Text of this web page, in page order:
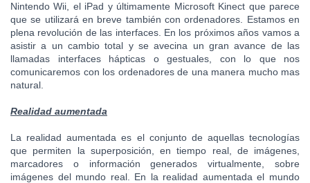
Nintendo Wii, el iPad y últimamente Microsoft Kinect que parece
que se utilizará en breve también con ordenadores. Estamos en
plena revolución de las interfaces. En los próximos años vamos a
asistir a un cambio total y se avecina un gran avance de las
llamadas interfaces hápticas o gestuales, con lo que nos
comunicaremos con los ordenadores de una manera mucho mas
natural.
Realidad aumentada
La realidad aumentada es el conjunto de aquellas tecnologías
que permiten la superposición, en tiempo real, de imágenes,
marcadores o información generados virtualmente, sobre
imágenes del mundo real. En la realidad aumentada el mundo